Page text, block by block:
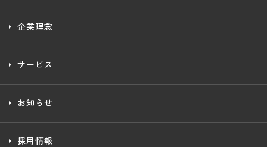
企業理念
サービス
お知らせ
採用情報